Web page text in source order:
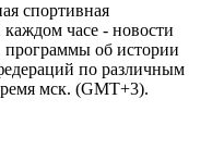
спортивная
часе - новости
программы об истории
по различным
мск. (GMT+3).